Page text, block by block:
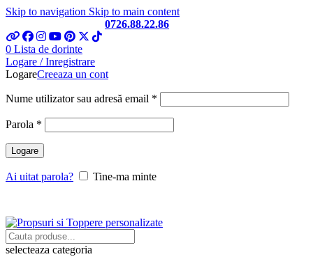
Skip to navigation Skip to main content
0726.88.22.86
0 Lista de dorinte
Logare / Inregistrare
LogareCreeaza un cont
Nume utilizator sau adresă email *
Parola *
Logare
Ai uitat parola? Tine-ma minte
selecteaza categoria